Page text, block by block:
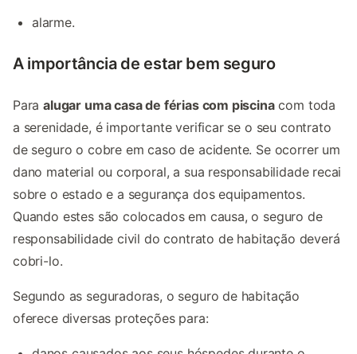
alarme.
A importância de estar bem seguro
Paraalugar uma casa de férias com piscinacom toda
a serenidade, é importante verificar se o seu contrato
de seguro o cobre em caso de acidente. Se ocorrer um
dano material ou corporal, a sua responsabilidade recai
sobre o estado e a segurança dos equipamentos.
Quando estes são colocados em causa, o seguro de
responsabilidade civil do contrato de habitação deverá
cobri-lo.
Segundo as seguradoras, o seguro de habitação
oferece diversas proteções para: